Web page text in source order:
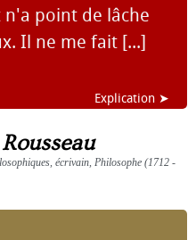
point de lâche
Il ne me fait [...]
Explication ➤
écrivain, Philosophe (1712 -